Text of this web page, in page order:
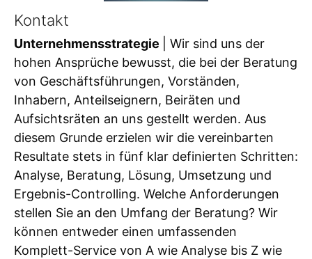
Kontakt
Unternehmensstrategie
| Wir sind uns der
hohen Ansprüche bewusst, die bei der Beratung
von Geschäftsführungen, Vorständen,
Inhabern, Anteilseignern, Beiräten und
Aufsichtsräten an uns gestellt werden. Aus
diesem Grunde erzielen wir die vereinbarten
Resultate stets in fünf klar definierten Schritten:
Analyse, Beratung, Lösung, Umsetzung und
Ergebnis-Controlling. Welche Anforderungen
stellen Sie an den Umfang der Beratung? Wir
können entweder einen umfassenden
Komplett-Service von A wie Analyse bis Z wie